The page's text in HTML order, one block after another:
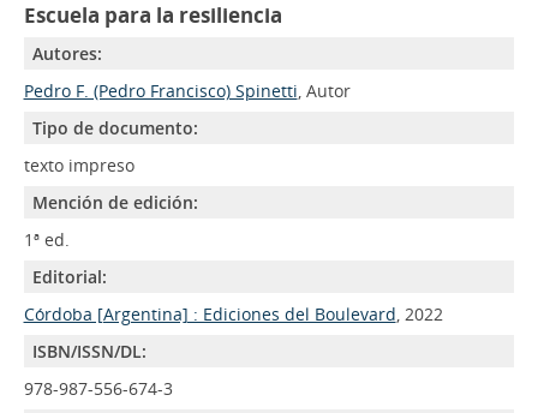
Escuela para la resiliencia
Autores:
Pedro F. (Pedro Francisco) Spinetti, Autor
Tipo de documento:
texto impreso
Mención de edición:
1ª ed.
Editorial:
Córdoba [Argentina] : Ediciones del Boulevard, 2022
ISBN/ISSN/DL:
978-987-556-674-3